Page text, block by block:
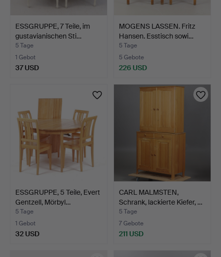
ESSGRUPPE, 7 Teile, im
gustavianischen Sti…
5 Tage
1 Gebot
37 USD
MOGENS LASSEN. Fritz
Hansen. Esstisch sowi…
5 Tage
5 Gebote
226 USD
ESSGRUPPE, 5 Teile, Evert
Gentzell, Mörbyl…
5 Tage
1 Gebot
32 USD
CARL MALMSTEN,
Schrank, lackierte Kiefer, …
5 Tage
7 Gebote
211 USD